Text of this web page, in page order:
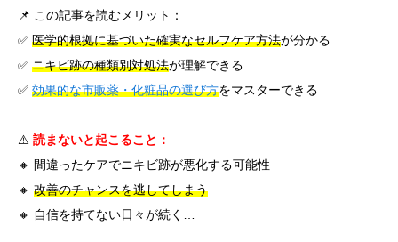
📌 この記事を読むメリット：
✅ 医学的根拠に基づいた確実なセルフケア方法が分かる
✅ ニキビ跡の種類別対処法が理解できる
✅ 効果的な市販薬・化粧品の選び方をマスターできる
⚠️ 読まないと起こること：
🔸 間違ったケアでニキビ跡が悪化する可能性
🔸 改善のチャンスを逃してしまう
🔸 自信を持てない日々が続く…